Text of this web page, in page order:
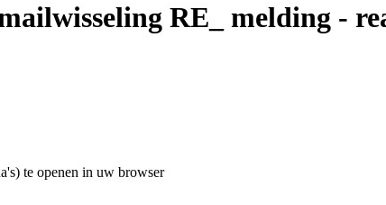
RE_ melding -
te openen in uw browser